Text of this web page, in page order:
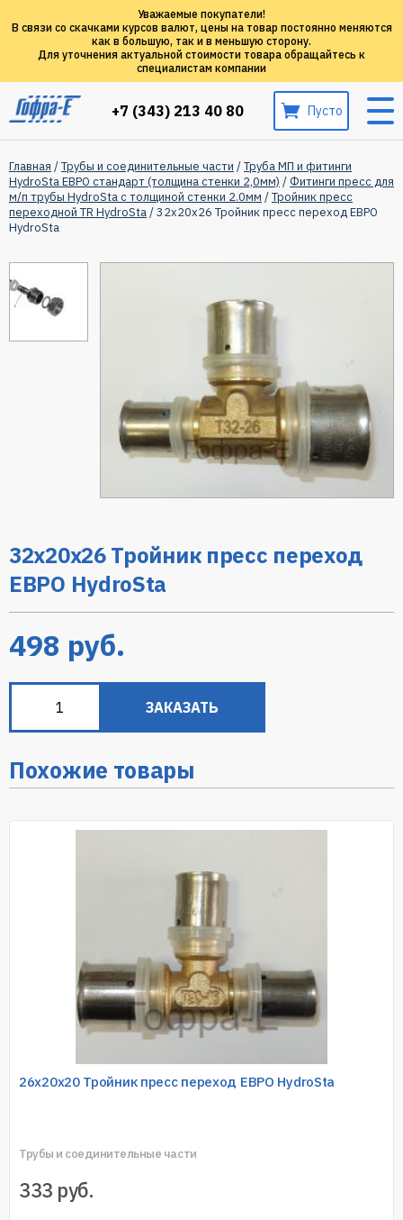
Уважаемые покупатели!
В связи со скачками курсов валют, цены на товар постоянно меняются
как в большую, так и в меньшую сторону.
Для уточнения актуальной стоимости товара обращайтесь к
специалистам компании
+7 (343) 213 40 80 Пусто
Главная /Трубы и соединительные части /Труба МП и фитинги
HydroSta ЕВРО стандарт (толщина стенки 2,0мм) / Фитинги пресс для
м/п трубы HydroSta с толщиной стенки 2.0мм /Тройник пресс
переходной TR HydroSta/ 32х20х26 Тройник пресс переход ЕВРО
HydroSta
32х20х26 Тройник пресс переход
ЕВРО HydroSta
498 руб.
ЗАКАЗАТЬ
Похожие товары
26х20х20 Тройник пресс переход ЕВРО HydroSta
Трубы и соединительные части
333 руб.